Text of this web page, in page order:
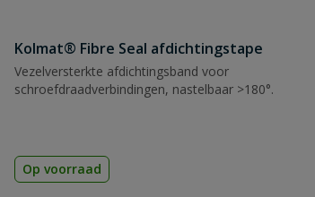
Kolmat® Fibre Seal afdichtingstape
Vezelversterkte afdichtingsband voor
schroefdraadverbindingen, nastelbaar >180°.
Op voorraad